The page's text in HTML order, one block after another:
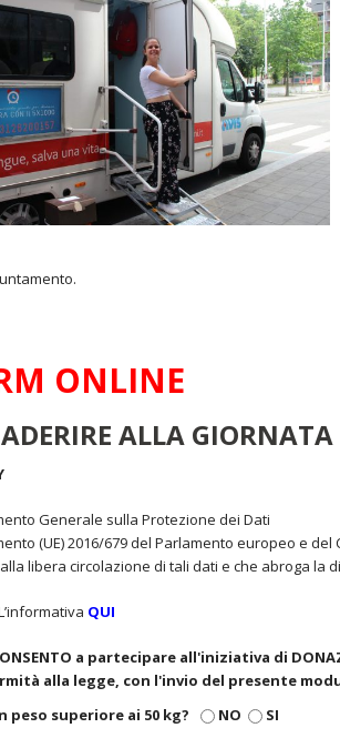
ONLINE
ADERIRE ALLA
Generale sulla Protezione dei Dati
(UE) 2016/679 del Parlamento europeo e
libera circolazione di tali dati e che abroga la
QUI
a partecipare all'iniziativa di
alla legge, con l'invio del presente
peso superiore ai 50 kg?
NO
SI